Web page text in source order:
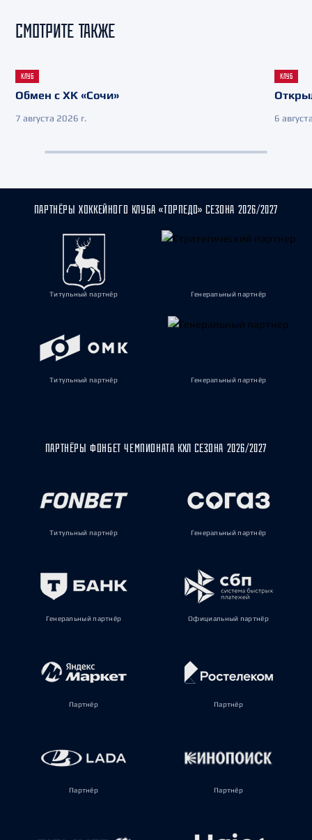
СМОТРИТЕ ТАКЖЕ
КЛУБ
Обмен с ХК «Сочи»
7 августа 2026 г.
КЛУБ
6
ПАРТНЁРЫ ХОККЕЙНОГО КЛУБА «ТОРПЕДО» СЕЗОНА 2026/2027
Титульный партнёр Генеральный партнёр
Титульный партнёр Генеральный партнёр
ПАРТНЁРЫ ФОНБЕТ ЧЕМПИОНАТА КХЛ СЕЗОНА 2026/2027
Титульный партнёр Генеральный партнёр
Генеральный партнёр Официальный партнёр
Партнёр Партнёр
Партнёр Партнёр